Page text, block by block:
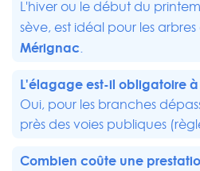
L'hiver ou le début du
sève, est idéal pour les
Mérignac.
L'élagage est-il obligatoire
Oui, pour les branches
près des voies publiques
Combien coûte une